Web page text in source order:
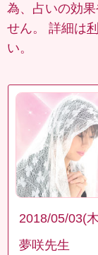
為、占いの効
せん。 詳細は
い。
2018/05/03(
夢咲先生